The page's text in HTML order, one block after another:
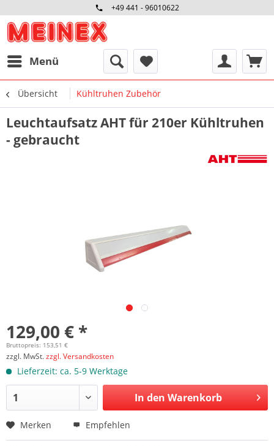
+49 441 - 96010622
Menü
Übersicht Kühltruhen Zubehör
Leuchtaufsatz AHT für 210er Kühltruhen
- gebraucht
129,00 € *
Bruttopreis: 153,51 €
zzgl. MwSt.zzgl. Versandkosten
Lieferzeit: ca. 5-9 Werktage
In den Warenkorb
Merken Empfehlen